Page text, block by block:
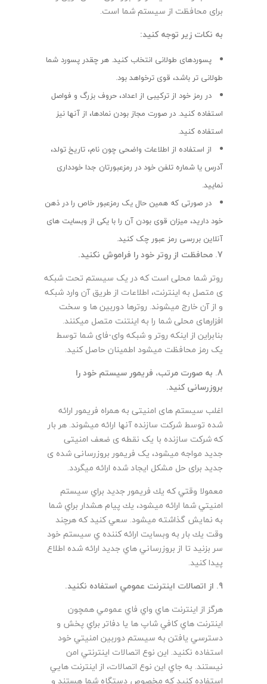
برای محافظت از سیستم شما است.
به نکات زیر توجه کنید:
پسوردهای طولانی انتخاب کنید. هر چقدر پسورد شما
طولانی تر باشد، قوی ترخواهد بود.
در رمز خود از ترکیبی از اعداد، حروف بزرگ و فواصل
استفاده کنید. در صورت مجاز بودن نمادها، از آنها نیز
استفاده کنید.
از استفاده از اطلاعات واضحی چون نام، تاریخ تولد،
آدرس یا شماره تلفن خود در رمزعبورتان جدا خودداری
نمایید.
در صورتی که همین حال یک رمزعبور خاص را در ذهن
خود دارید، میزان قوی بودن آن را با یکی از وبسایت های
آنلاین بررسی رمز عبور چک کنید.
7. محافظت از روتر خود را فراموش نکنید.
روتر شما محلی است که در یک سیستم تحت شبکه
ی متصل به اینترنت، اطلاعات از طریق آن وارد شبکه
و از آن خارج میشوند. روترها دوربین ها و سخت
افزارهای محلی شما را به اینتنت متصل میکنند.
بنابراین از اینکه روتر و شبکه وای-فای شما توسط
یک رمز محافظت میشود اطمینان حاصل کنید.
8. به صورت مرتب، فریمور سیستم خود را
بروزرسانی کنید.
اغلب سیستم های امنیتی به همراه فریمور ارائه
شده توسط شرکت سازنده آنها ارائه میشوند. هر بار
که شرکت سازنده با یک نقطه ی ضعف امنیتی
جدید مواجه میشود، یک فریمور بروزرسانی شده ی
جدید برای حل مشکل ایجاد شده ارائه میگردد.
معمولا وقتي كه يك فريمور جديد براي سيستم
امنيتي شما ارائه ميشود، يك پيام هشدار براي شما
به نمايش گذاشته ميشود. سعي كنيد كه هرچند
وقت يك بار به وبسايت ارائه كننده ي سيستم خود
سر بزنيد تا از بروزرساني هاي جديد ارائه شده اطلاع
پيدا كنيد.
9. از اتصالات اينترنت عمومي استفاده نكنيد.
هرگز از اينترنت هاي واي فاي عمومي همچون
اينترنت هاي كافي شاپ ها يا دفاتر براي پخش و
دسترسي يافتن به سيستم دوربين امنيتي خود
استفاده نكنيد. اين نوع اتصالات اينترنتي امن
نيستند. به جاي اين نوع اتصالات، از اينترنت هايي
استفاده كنيد كه مخصوص دستگاه شما هستند و